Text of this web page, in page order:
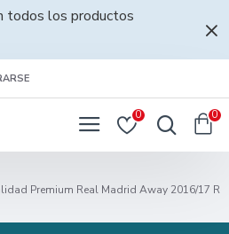
todos los productos
0 0
Premium Real Madrid Away 2016/17 R